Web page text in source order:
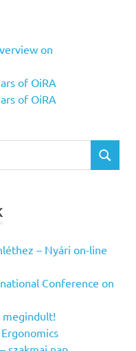
on
of OiRA
of OiRA
SEARCH
– Nyári on-line
Conference on
megindult!